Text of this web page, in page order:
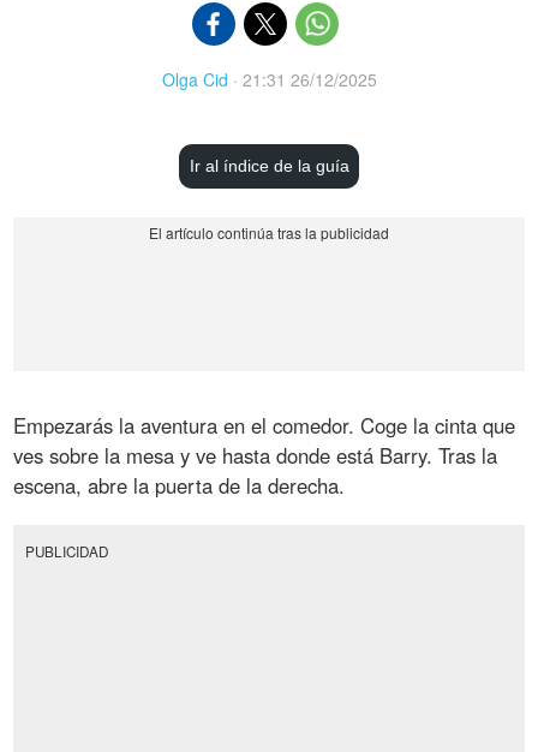
Olga Cid · 21:31 26/12/2025
Ir al índice de la guía
Empezarás la aventura en el comedor. Coge la cinta que
ves sobre la mesa y ve hasta donde está Barry. Tras la
escena, abre la puerta de la derecha.
PUBLICIDAD